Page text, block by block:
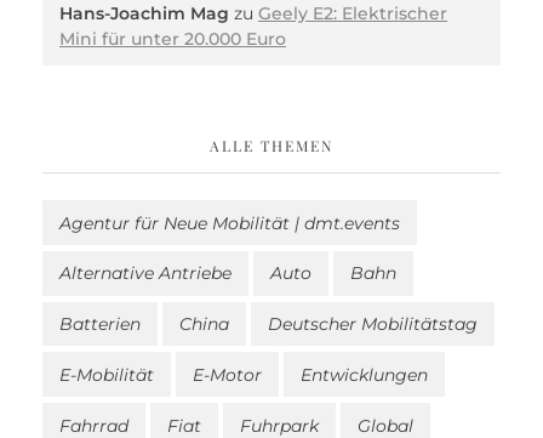
Hans-Joachim Mag zu Geely E2: Elektrischer
Mini für unter 20.000 Euro
ALLE THEMEN
Agentur für Neue Mobilität | dmt.events
Alternative Antriebe Auto Bahn
Batterien China Deutscher Mobilitätstag
E-Mobilität E-Motor Entwicklungen
Fahrrad Fiat Fuhrpark Global